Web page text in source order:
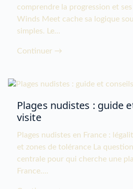
comprendre la progression et
Winds Meet cache sa logique
simples. Le...
Continuer →
Plages nudistes : guide
visite
Plages nudistes en France :
et zones de tolérance La
centrale pour qui cherche une
France....